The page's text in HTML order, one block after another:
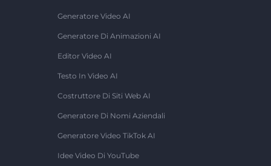
Generatore Video AI
Generatore Di Animazioni AI
Editor Video AI
Testo In Video AI
Costruttore Di Siti Web AI
Generatore Di Nomi Aziendali
Generatore Video TikTok AI
Idee Video Di YouTube